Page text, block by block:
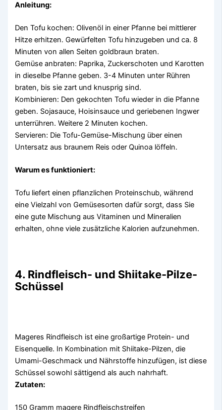
Anleitung:
Den Tofu kochen: Olivenöl in einer Pfanne bei mittlerer
Hitze erhitzen. Gewürfelten Tofu hinzugeben und ca. 8
Minuten von allen Seiten goldbraun braten.
Gemüse anbraten: Paprika, Zuckerschoten und Karotten
in dieselbe Pfanne geben. 3-4 Minuten unter Rühren
braten, bis sie zart und knusprig sind.
Kombinieren: Den gekochten Tofu wieder in die Pfanne
geben. Sojasauce, Hoisinsauce und geriebenen Ingwer
unterrühren. Weitere 2 Minuten kochen.
Servieren: Die Tofu-Gemüse-Mischung über einen
Untersatz aus braunem Reis oder Quinoa löffeln.
Warum es funktioniert:
Tofu liefert einen pflanzlichen Proteinschub, während
eine Vielzahl von Gemüsesorten dafür sorgt, dass Sie
eine gute Mischung aus Vitaminen und Mineralien
erhalten, ohne viele zusätzliche Kalorien aufzunehmen.
4. Rindfleisch- und Shiitake-Pilze-
Schüssel
Mageres Rindfleisch ist eine großartige Protein- und
Eisenquelle. In Kombination mit Shiitake-Pilzen, die
Umami-Geschmack und Nährstoffe hinzufügen, ist diese
Schüssel sowohl sättigend als auch nahrhaft.
Zutaten:
150 Gramm magere Rindfleischstreifen